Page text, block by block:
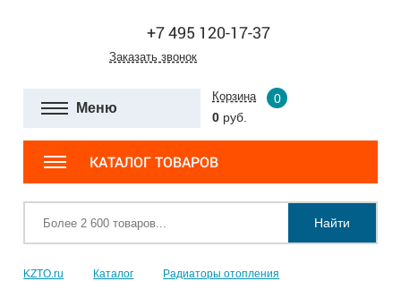
+7 495 120-17-37
Заказать звонок
Меню
Корзина
0
0 руб.
КАТАЛОГ ТОВАРОВ
Найти
KZTO.ru Каталог
Радиаторы отопления